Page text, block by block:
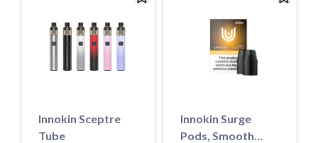
Innokin Sceptre
Tube
Innokin Surge
Pods, Smooth